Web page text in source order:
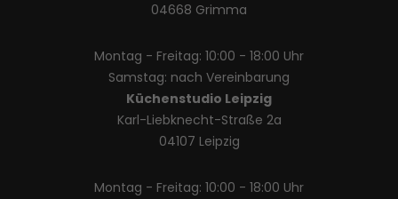
04668 Grimma
Montag - Freitag: 10:00 - 18:00 Uhr
Samstag: nach Vereinbarung
Küchenstudio Leipzig
Karl-Liebknecht-Straße 2a
04107 Leipzig
Montag - Freitag: 10:00 - 18:00 Uhr